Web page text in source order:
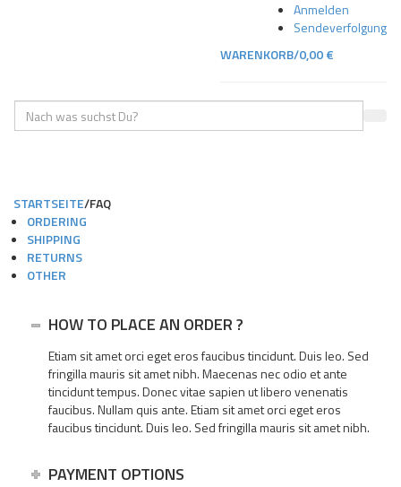
Anmelden
Sendeverfolgung
WARENKORB/0,00€
Geben
Sie
STARTSEITE/FAQ
ORDERING
SHIPPING
RETURNS
OTHER
HOW TO PLACE AN ORDER ?
Etiam sit amet orci eget eros faucibus tincidunt. Duis leo. Sed
fringilla mauris sit amet nibh. Maecenas nec odio et ante
tincidunt tempus. Donec vitae sapien ut libero venenatis
faucibus. Nullam quis ante. Etiam sit amet orci eget eros
faucibus tincidunt. Duis leo. Sed fringilla mauris sit amet nibh.
PAYMENT OPTIONS